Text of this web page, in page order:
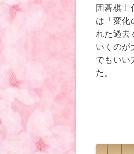
囲碁棋士
は「変
れた過去
いくのが
でもいい
た。